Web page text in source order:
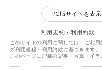
リセットする
PC版サイトを表示
利用規約・利用約款
このサイトの利用に関しては、ご利
ズ利用規程・利用約款に基づきます。
このページに記載の記事・写真・イラ